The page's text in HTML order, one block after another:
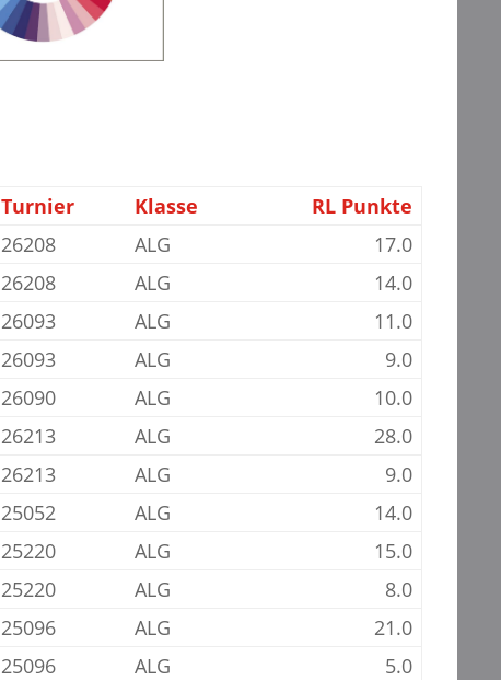
Turnier Klasse
RL Punkte
26208 ALG
17.0
26208 ALG
14.0
26093 ALG
11.0
26093 ALG
9.0
26090 ALG
10.0
26213 ALG
28.0
26213 ALG
9.0
25052 ALG
14.0
25220 ALG
15.0
25220 ALG
8.0
25096 ALG
21.0
25096 ALG
5.0